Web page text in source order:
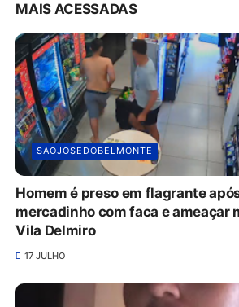
MAIS ACESSADAS
SAOJOSEDOBELMONTE
Homem é preso em flagrante
mercadinho com faca e ameaçar
Vila Delmiro
17 JULHO